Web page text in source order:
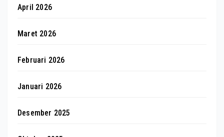
April 2026
Maret 2026
Februari 2026
Januari 2026
Desember 2025